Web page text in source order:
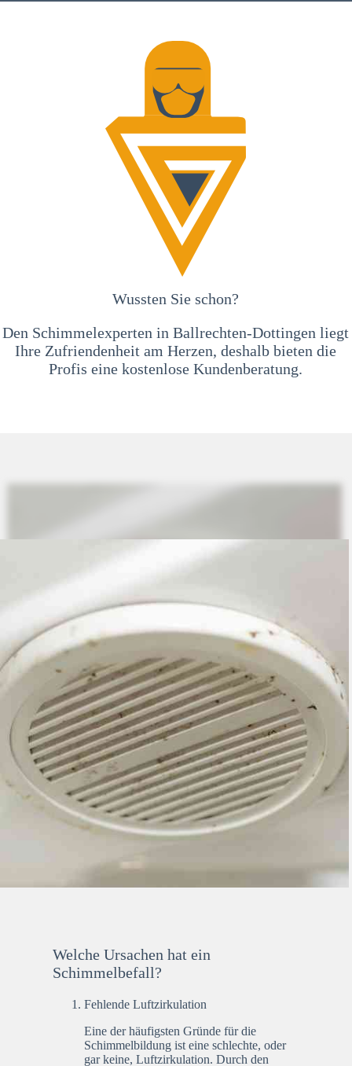
Wussten Sie schon?
Den Schimmelexperten in Ballrechten-Dottingen liegt
Ihre Zufriendenheit am Herzen, deshalb bieten die
Profis eine kostenlose Kundenberatung.
Welche Ursachen hat ein
Schimmelbefall?
Fehlende Luftzirkulation
Eine der häufigsten Gründe für die
Schimmelbildung ist eine schlechte, oder
gar keine, Luftzirkulation. Durch den